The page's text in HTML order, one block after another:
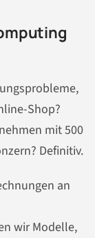
Shop?
mit 500
Definitiv.
an
wir Modelle,